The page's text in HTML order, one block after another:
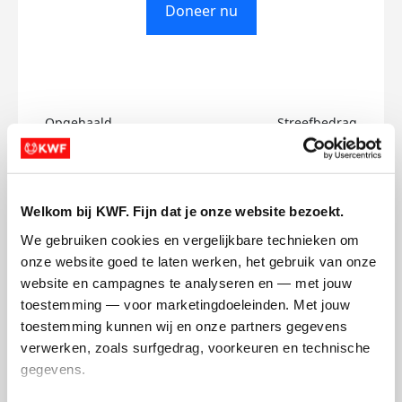
Welkom bij KWF. Fijn dat je onze website bezoekt.
We gebruiken cookies en vergelijkbare technieken om
onze website goed te laten werken, het gebruik van onze
website en campagnes te analyseren en — met jouw
toestemming — voor marketingdoeleinden. Met jouw
toestemming kunnen wij en onze partners gegevens
verwerken, zoals surfgedrag, voorkeuren en technische
gegevens.
Doneer nu
Opgehaald
€0
Streefbedrag
€500
Nikki's badges